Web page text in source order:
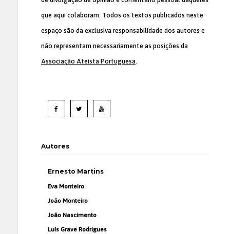
que aqui colaboram. Todos os textos publicados neste
espaço são da exclusiva responsabilidade dos autores e
não representam necessariamente as posições da
Associação Ateísta Portuguesa.
Autores
Ernesto Martins
Eva Monteiro
João Monteiro
João Nascimento
Luís Grave Rodrigues